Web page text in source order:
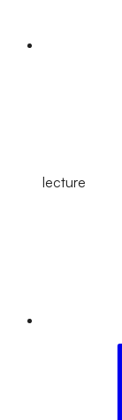
lecture